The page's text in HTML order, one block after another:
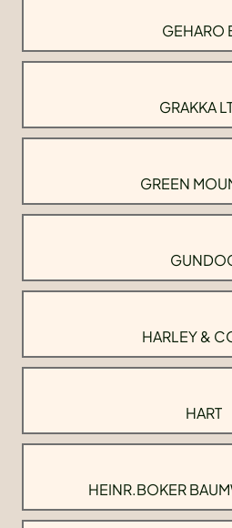
GEHARO
GRAKKA
GREEN
HARLEY &
HART
HEINR.BOKER